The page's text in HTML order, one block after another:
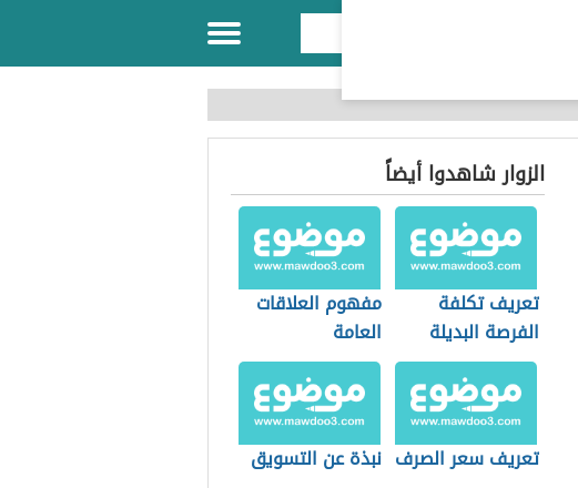
الزوار شاهدوا أيضاً
تعريف تكلفة
الفرصة البديلة
مفهوم العلاقات
العامة
تعريف سعر الصرف نبذة عن التسويق